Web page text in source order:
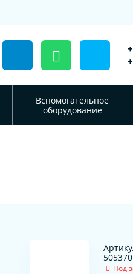
Вспомогательное
оборудование
505370
Под